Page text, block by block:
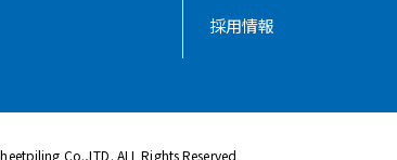
採用情報
Co.,LTD. ALL Rights Reserved